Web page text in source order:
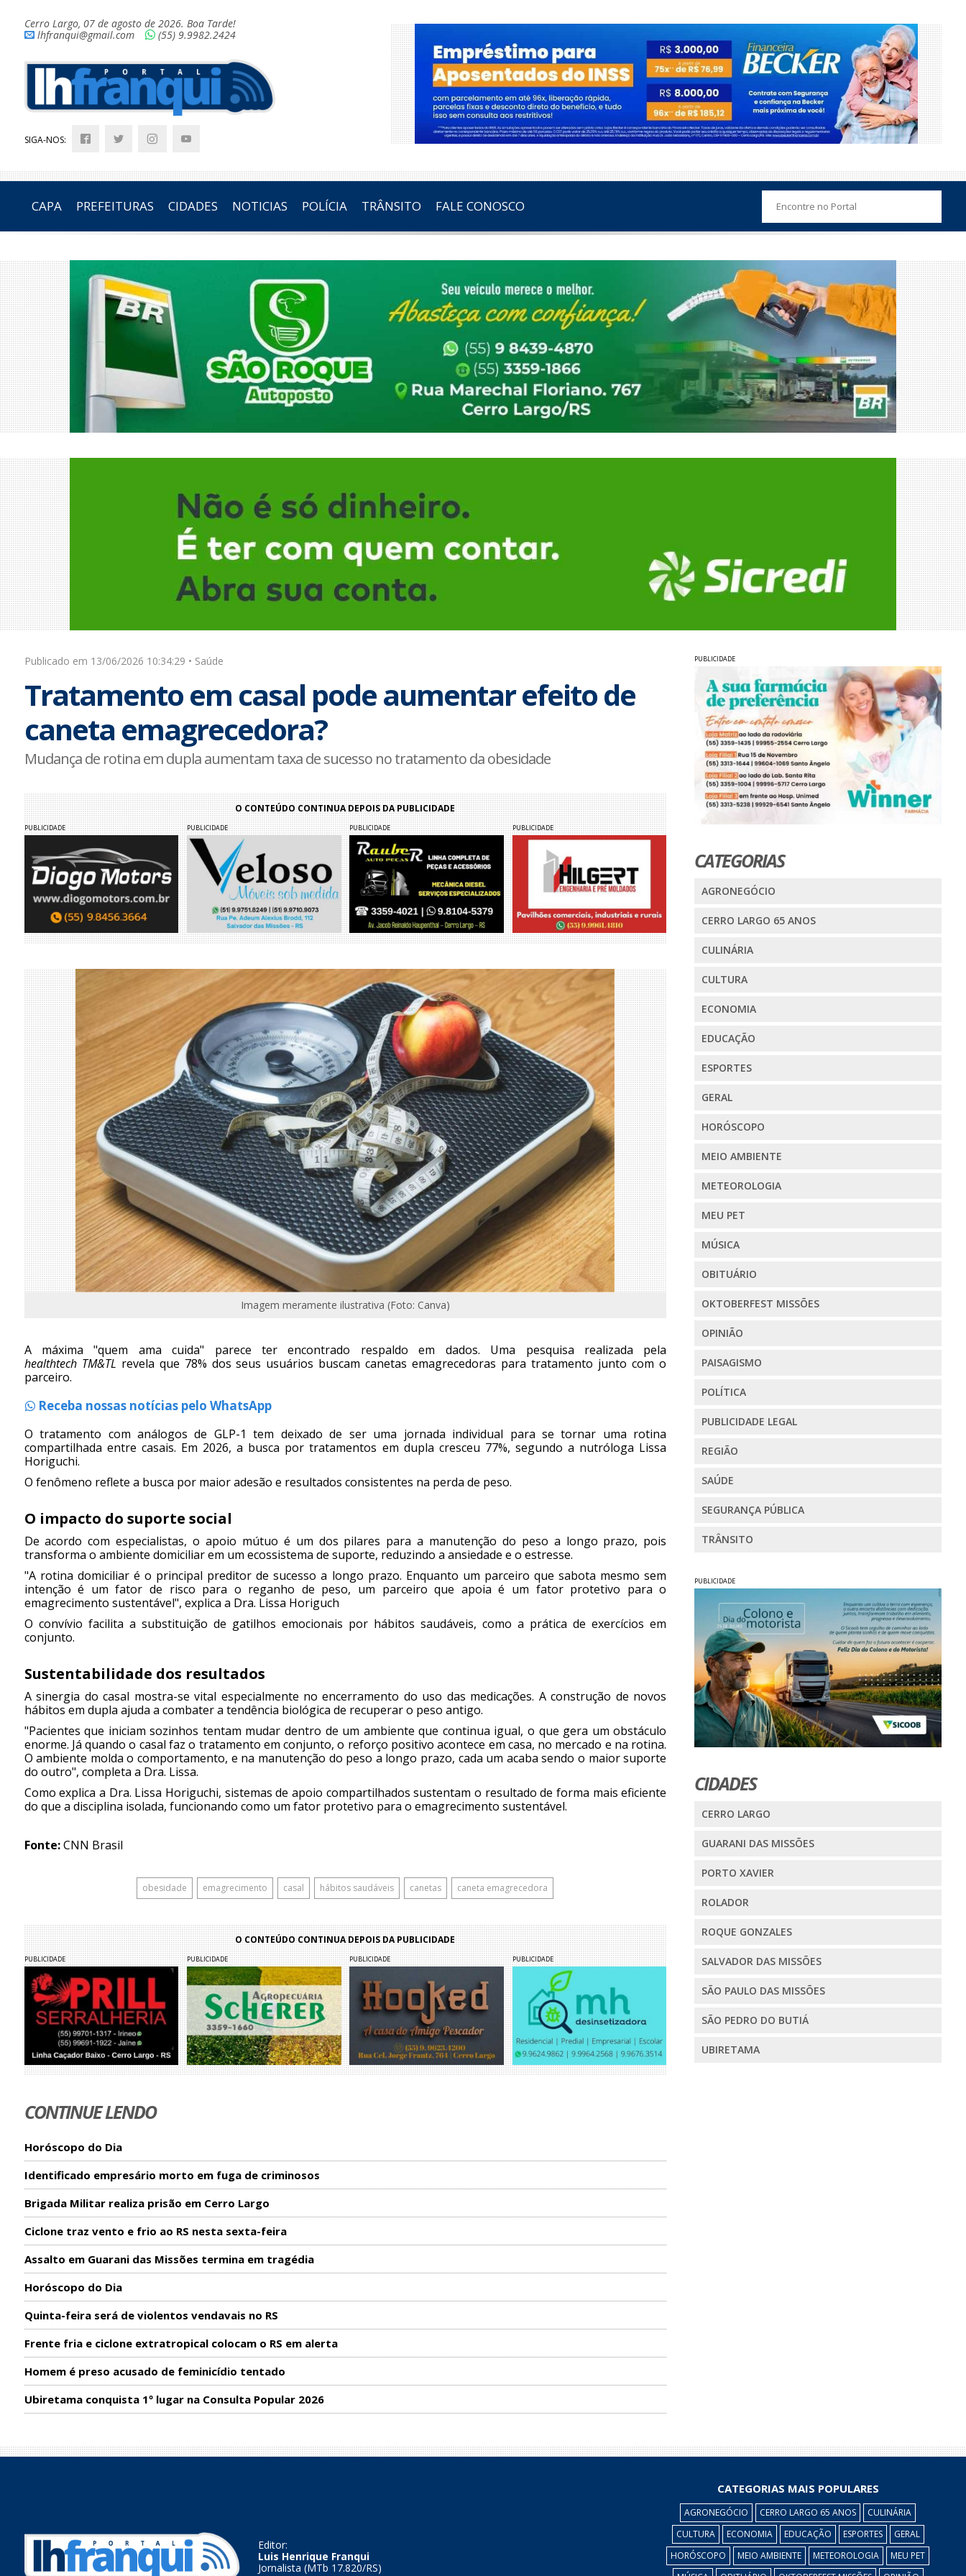
Cerro Largo, 07 de agosto de 2026. Boa Tarde!
lhfranqui@gmail.com
(55) 9.9982.2424
SIGA-NOS:
CAPA PREFEITURAS CIDADES NOTICIAS POLÍCIA TRÂNSITO FALE CONOSCO
Publicado em 13/06/2026 10:34:29 • Saúde
Tratamento em casal pode aumentar efeito de
caneta emagrecedora?
Mudança de rotina em dupla aumentam taxa de sucesso no tratamento da obesidade
O CONTEÚDO CONTINUA DEPOIS DA PUBLICIDADE
PUBLICIDADE PUBLICIDADE PUBLICIDADE PUBLICIDADE
Imagem meramente ilustrativa (Foto: Canva)
A máxima "quem ama cuida" parece ter encontrado respaldo em dados. Uma pesquisa realizada pela
healthtech TM&TL revela que 78% dos seus usuários buscam canetas emagrecedoras para tratamento junto com o
parceiro.
Receba nossas notícias pelo WhatsApp
O tratamento com análogos de GLP-1 tem deixado de ser uma jornada individual para se tornar uma rotina
compartilhada entre casais. Em 2026, a busca por tratamentos em dupla cresceu 77%, segundo a nutróloga Lissa
Horiguchi.
O fenômeno reflete a busca por maior adesão e resultados consistentes na perda de peso.
O impacto do suporte social
De acordo com especialistas, o apoio mútuo é um dos pilares para a manutenção do peso a longo prazo, pois
transforma o ambiente domiciliar em um ecossistema de suporte, reduzindo a ansiedade e o estresse.
"A rotina domiciliar é o principal preditor de sucesso a longo prazo. Enquanto um parceiro que sabota mesmo sem
intenção é um fator de risco para o reganho de peso, um parceiro que apoia é um fator protetivo para o
emagrecimento sustentável", explica a Dra. Lissa Horiguch
O convívio facilita a substituição de gatilhos emocionais por hábitos saudáveis, como a prática de exercícios em
conjunto.
Sustentabilidade dos resultados
A sinergia do casal mostra-se vital especialmente no encerramento do uso das medicações. A construção de novos
hábitos em dupla ajuda a combater a tendência biológica de recuperar o peso antigo.
"Pacientes que iniciam sozinhos tentam mudar dentro de um ambiente que continua igual, o que gera um obstáculo
enorme. Já quando o casal faz o tratamento em conjunto, o reforço positivo acontece em casa, no mercado e na rotina.
O ambiente molda o comportamento, e na manutenção do peso a longo prazo, cada um acaba sendo o maior suporte
do outro", completa a Dra. Lissa.
Como explica a Dra. Lissa Horiguchi, sistemas de apoio compartilhados sustentam o resultado de forma mais eficiente
do que a disciplina isolada, funcionando como um fator protetivo para o emagrecimento sustentável.
Fonte:CNN Brasil
obesidade emagrecimento casal hábitos saudáveis canetas caneta emagrecedora
O CONTEÚDO CONTINUA DEPOIS DA PUBLICIDADE
PUBLICIDADE PUBLICIDADE PUBLICIDADE PUBLICIDADE
CONTINUE LENDO
Horóscopo do Dia
Identificado empresário morto em fuga de criminosos
Brigada Militar realiza prisão em Cerro Largo
Ciclone traz vento e frio ao RS nesta sexta-feira
Assalto em Guarani das Missões termina em tragédia
Horóscopo do Dia
Quinta-feira será de violentos vendavais no RS
Frente fria e ciclone extratropical colocam o RS em alerta
Homem é preso acusado de feminicídio tentado
Ubiretama conquista 1º lugar na Consulta Popular 2026
PUBLICIDADE
CATEGORIAS
AGRONEGÓCIO
CERRO LARGO 65 ANOS
CULINÁRIA
CULTURA
ECONOMIA
EDUCAÇÃO
ESPORTES
GERAL
HORÓSCOPO
MEIO AMBIENTE
METEOROLOGIA
MEU PET
MÚSICA
OBITUÁRIO
OKTOBERFEST MISSÕES
OPINIÃO
PAISAGISMO
POLÍTICA
PUBLICIDADE LEGAL
REGIÃO
SAÚDE
SEGURANÇA PÚBLICA
TRÂNSITO
PUBLICIDADE
CIDADES
CERRO LARGO
GUARANI DAS MISSÕES
PORTO XAVIER
ROLADOR
ROQUE GONZALES
SALVADOR DAS MISSÕES
SÃO PAULO DAS MISSÕES
SÃO PEDRO DO BUTIÁ
UBIRETAMA
Editor:
Luis Henrique Franqui
Jornalista (MTb 17.820/RS)
CATEGORIAS MAIS POPULARES
AGRONEGÓCIO CERRO LARGO 65 ANOS
CULINÁRIA
CULTURA
ECONOMIA EDUCAÇÃO ESPORTES
GERAL
HORÓSCOPO
MEIO AMBIENTE METEOROLOGIA
MEU PET